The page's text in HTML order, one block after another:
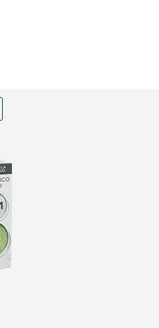
de usuarios